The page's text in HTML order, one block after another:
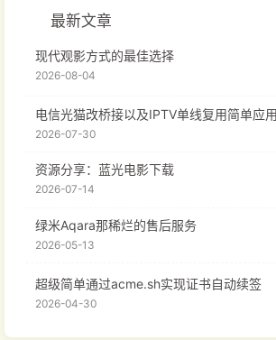
最新文章
现代观影方式的最佳选择
2026-08-04
电信光猫改桥接以及IPTV单线复用简单应用
2026-07-30
资源分享：蓝光电影下载
2026-07-14
绿米Aqara那稀烂的售后服务
2026-05-13
超级简单通过acme.sh实现证书自动续签
2026-04-30